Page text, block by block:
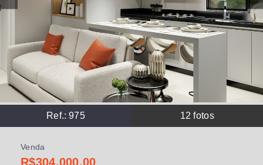
Ref.:975 12 fotos
Venda
R$304.000,00